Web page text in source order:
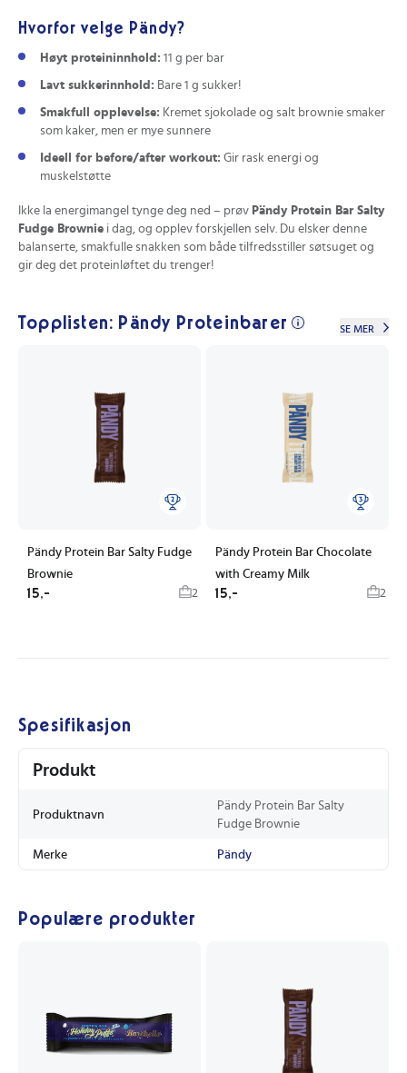
Hvorfor velge Pändy?
Høyt proteininnhold: 11 g per bar
Lavt sukkerinnhold: Bare 1 g sukker!
Smakfull opplevelse: Kremet sjokolade og salt brownie smaker
som kaker, men er mye sunnere
Ideell for before/after workout: Gir rask energi og
muskelstøtte
Ikke la energimangel tynge deg ned – prøv Pändy Protein Bar Salty
Fudge Brownie i dag, og opplev forskjellen selv. Du elsker denne
balanserte, smakfulle snakken som både tilfredsstiller søtsuget og
gir deg det proteinløftet du trenger!
Topplisten: Pändy Proteinbarer SE MER
Pändy Protein Bar Salty Fudge
Brownie
15,- 2
Pändy Protein Bar Chocolate
with Creamy Milk
15,- 2
Spesifikasjon
Produkt
Produktnavn
Pändy Protein Bar Salty
Fudge Brownie
Merke Pändy
Populære produkter